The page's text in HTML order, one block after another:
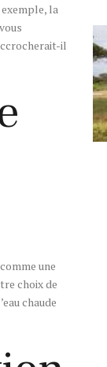
la
il
une
choix de
chaude